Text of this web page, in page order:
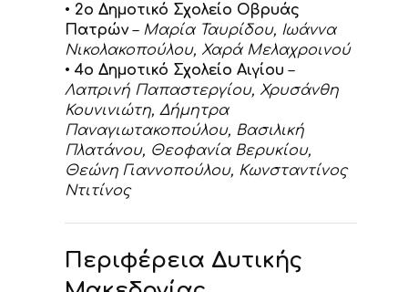
• 2ο Δημοτικό Σχολείο Οβρυάς
Πατρών– Μαρία Ταυρίδου, Ιωάννα
Νικολακοπούλου, Χαρά Μελαχροινού
• 4ο Δημοτικό Σχολείο Αιγίου –
Λαπρινή Παπαστεργίου, Χρυσάνθη
Κουνινιώτη, Δήμητρα
Παναγιωτακοπούλου, Βασιλική
Πλατάνου, Θεοφανία Βερυκίου,
Θεώνη Γιαννοπούλου, Κωνσταντίνος
Ντιτίνος
Περιφέρεια Δυτικής